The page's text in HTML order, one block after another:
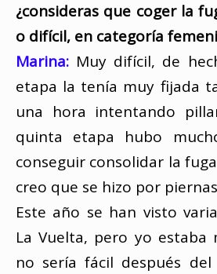
¿consideras que coger la
o difícil, en categoría
Marina: Muy difícil, de
etapa la tenía muy fijada
una hora intentando
quinta etapa hubo
conseguir consolidar la
creo que se hizo por
Este año se han visto
La Vuelta, pero yo estaba
no sería fácil después